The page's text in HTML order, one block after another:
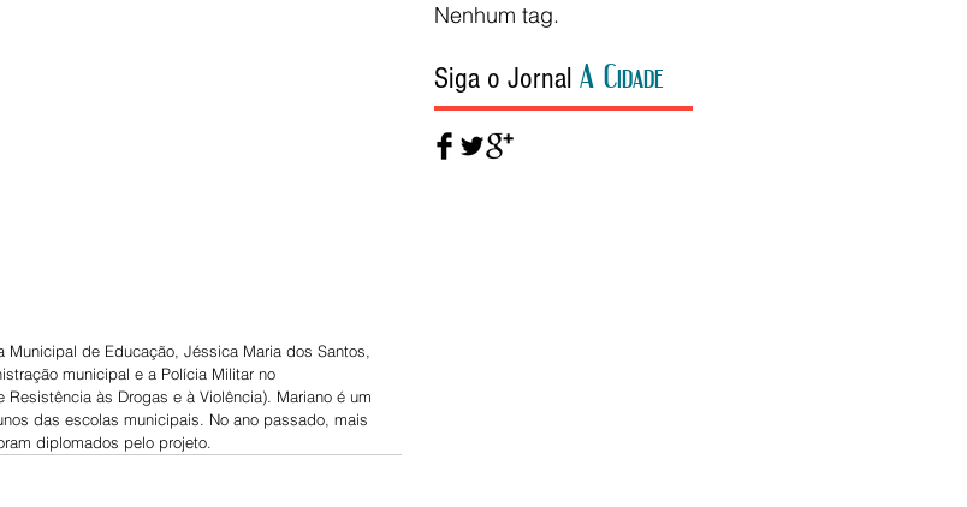
de Educação, Jéssica Maria dos Santos,
municipal e a Polícia Militar no
às Drogas e à Violência). Mariano é um
das escolas municipais. No ano passado, mais
diplomados pelo projeto.
Nenhum tag.
Siga o Jornal A Cidade